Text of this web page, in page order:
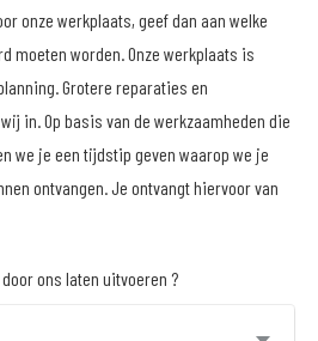
onze werkplaats, geef dan aan welke
moeten worden. Onze werkplaats is
Grotere reparaties en
in. Op basis van de werkzaamheden die
we je een tijdstip geven waarop we je
ontvangen. Je ontvangt hiervoor van
ons laten uitvoeren ?